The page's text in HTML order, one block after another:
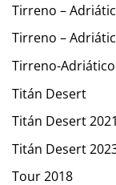
Tirreno –
Tirreno –
Tirreno-
Titán Desert
Titán Desert 2021
Titán Desert
Tour 2018